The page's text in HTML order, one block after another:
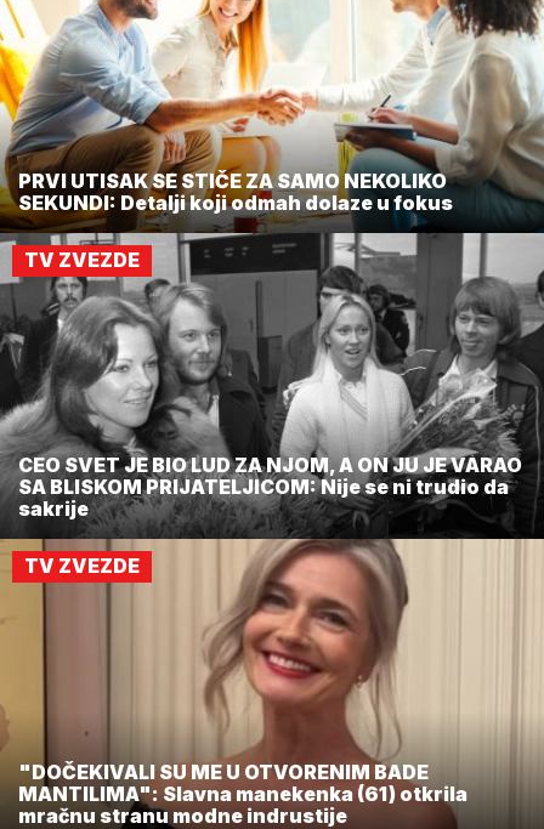
PRVI UTISAK SE STIČE ZA SAMO NEKOLIKO
SEKUNDI: Detalji koji odmah dolaze u fokus
TV ZVEZDE
CEO SVET JE BIO LUD ZA NJOM, A ON JU JE VARAO
SA BLISKOM PRIJATELJICOM: Nije se ni trudio da
sakrije
TV ZVEZDE
"DOČEKIVALI SU ME U OTVORENIM BADE
MANTILIMA": Slavna manekenka (61) otkrila
mračnu stranu modne indrustije